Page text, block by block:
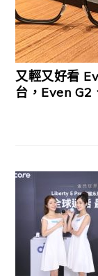
又輕又好看
台，Even G2